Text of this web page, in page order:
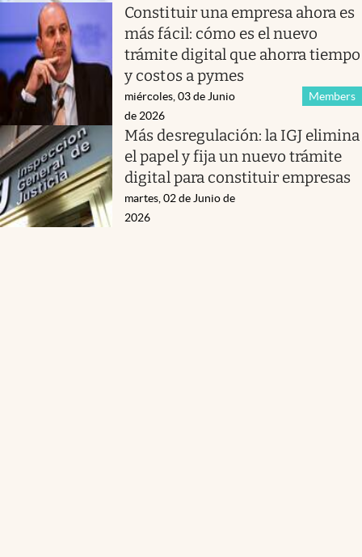
Constituir una empresa ahora es
más fácil: cómo es el nuevo
trámite digital que ahorra tiempo
y costos a pymes
Members
miércoles, 03 de Junio
de 2026
Más desregulación: la IGJ elimina
el papel y fija un nuevo trámite
digital para constituir empresas
martes, 02 de Junio de
2026